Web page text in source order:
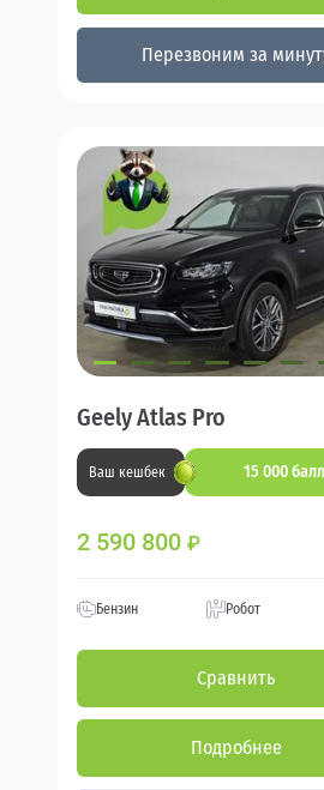
Перезвоним за
Geely Atlas Pro
Ваш кешбек 15 000
2 590 800 ₽
Бензин Робот
Сравнить
Подробнее